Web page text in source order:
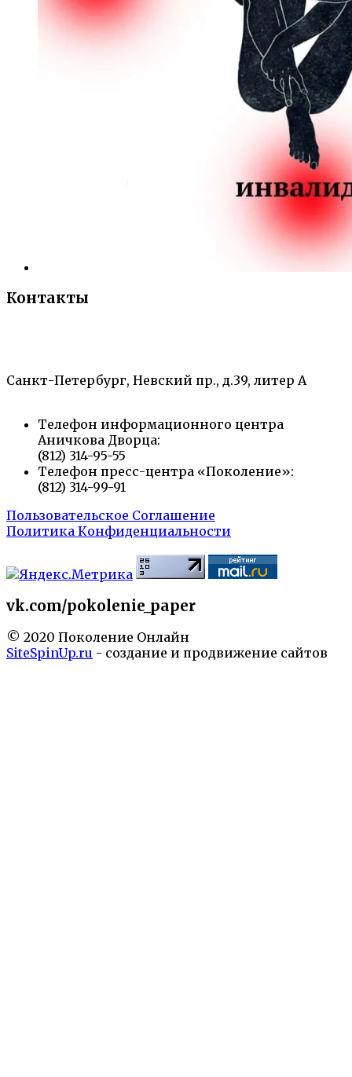
Контакты
Санкт-Петербург, Невский пр., д.39, литер А
Телефон информационного центра
Аничкова Дворца:
(812) 314-95-55
Телефон пресс-центра «Поколение»:
(812) 314-99-91
Пользовательское Соглашение
Политика Конфиденциальности
vk.com/pokolenie_paper
© 2020 Поколение Онлайн
SiteSpinUp.ru - создание и продвижение сайтов